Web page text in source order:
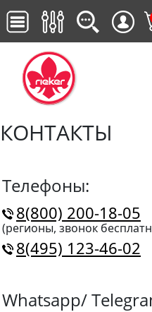
КОНТАКТЫ
Телефоны:
8(800) 200-18-05
(регионы, звонок
8(495) 123-46-02
Whatsapp/